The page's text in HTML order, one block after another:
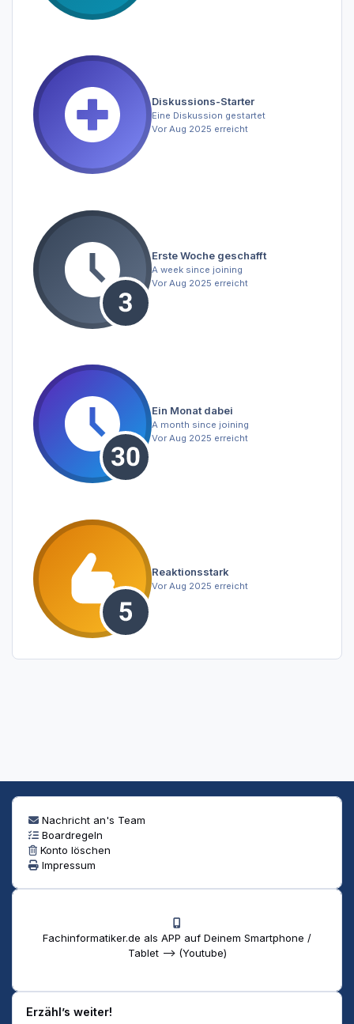
Diskussions-Starter
Eine Diskussion gestartet
Vor Aug 2025 erreicht
Erste Woche geschafft
A week since joining
Vor Aug 2025 erreicht
Ein Monat dabei
A month since joining
Vor Aug 2025 erreicht
Reaktionsstark
Vor Aug 2025 erreicht
Nachricht an's Team
Boardregeln
Konto löschen
Impressum
Fachinformatiker.de als APP auf Deinem Smartphone /
Tablet --> (Youtube)
Erzähl’s weiter!